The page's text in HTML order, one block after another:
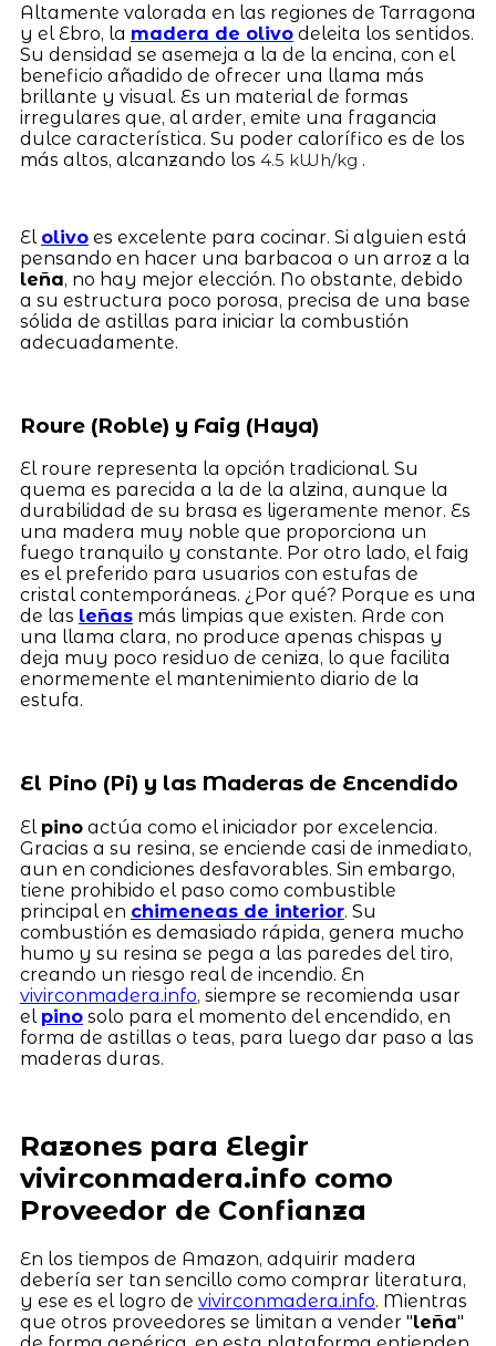
Altamente valorada en las regiones de Tarragona
y el Ebro, la madera de olivodeleita los sentidos.
Su densidad se asemeja a la de la encina, con el
beneficio añadido de ofrecer una llama más
brillante y visual. Es un material de formas
irregulares que, al arder, emite una fragancia
dulce característica. Su poder calorífico es de los
más altos, alcanzando los 4.5 kWh/kg .
El olivoes excelente para cocinar. Si alguien está
pensando en hacer una barbacoa o un arroz a la
leña, no hay mejor elección. No obstante, debido
a su estructura poco porosa, precisa de una base
sólida de astillas para iniciar la combustión
adecuadamente.
Roure (Roble) y Faig (Haya)
El roure representa la opción tradicional. Su
quema es parecida a la de la alzina, aunque la
durabilidad de su brasa es ligeramente menor. Es
una madera muy noble que proporciona un
fuego tranquilo y constante. Por otro lado, el faig
es el preferido para usuarios con estufas de
cristal contemporáneas. ¿Por qué? Porque es una
de las leñasmás limpias que existen. Arde con
una llama clara, no produce apenas chispas y
deja muy poco residuo de ceniza, lo que facilita
enormemente el mantenimiento diario de la
estufa.
El Pino (Pi) y las Maderas de Encendido
El pinoactúa como el iniciador por excelencia.
Gracias a su resina, se enciende casi de inmediato,
aun en condiciones desfavorables. Sin embargo,
tiene prohibido el paso como combustible
principal en chimeneas de interior. Su
combustión es demasiado rápida, genera mucho
humo y su resina se pega a las paredes del tiro,
creando un riesgo real de incendio. En
vivirconmadera.info, siempre se recomienda usar
el pinosolo para el momento del encendido, en
forma de astillas o teas, para luego dar paso a las
maderas duras.
Razones para Elegir
vivirconmadera.info como
Proveedor de Confianza
En los tiempos de Amazon, adquirir madera
debería ser tan sencillo como comprar literatura,
y ese es el logro de vivirconmadera.info. Mientras
que otros proveedores se limitan a vender "leña"